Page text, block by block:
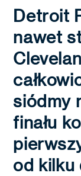
Detroit
nawet
siódmy
finału
od kilku